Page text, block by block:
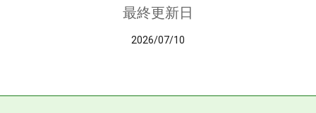
最終更新日
2026/07/10